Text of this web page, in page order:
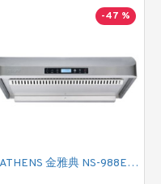
-47 %
ATHENS 金雅典 NS-988EH 標準抽油煙機